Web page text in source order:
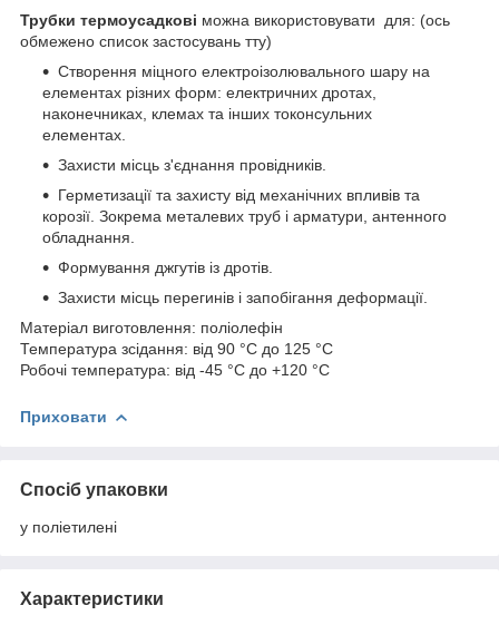
Трубки термоусадкові можна використовувати для: (ось
обмежено список застосувань тту)
Створення міцного електроізолювального шару на
елементах різних форм: електричних дротах,
наконечниках, клемах та інших токонсульних
елементах.
Захисти місць з'єднання провідників.
Герметизації та захисту від механічних впливів та
корозії. Зокрема металевих труб і арматури, антенного
обладнання.
Формування джгутів із дротів.
Захисти місць перегинів і запобігання деформації.
Матеріал виготовлення: поліолефін
Температура зсідання: від 90 °C до 125 °C
Робочі температура: від -45 °C до +120 °C
Приховати
Спосіб упаковки
у поліетилені
Характеристики